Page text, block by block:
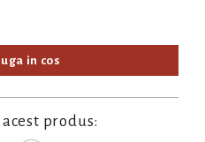
in cos
acest produs: